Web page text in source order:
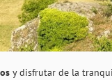
y disfrutar de la